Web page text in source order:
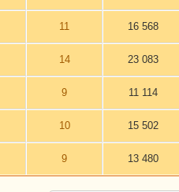
11 16 568
14 23 083
9 11 114
10 15 502
9 13 480